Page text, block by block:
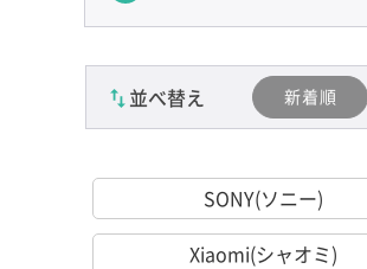
並べ替え 新着順
SONY(ソニー)
Xiaomi(シャオミ)